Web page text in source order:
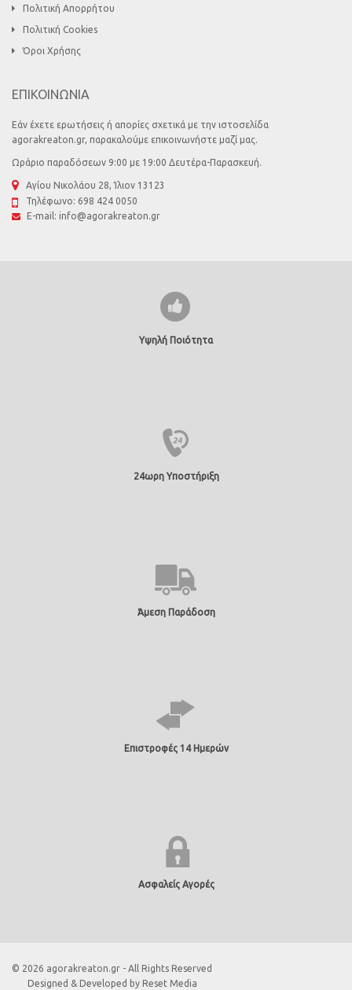
Πολιτική Απορρήτου
Πολιτική Cookies
Όροι Χρήσης
ΕΠΙΚΟΙΝΩΝΙΑ
Εάν έχετε ερωτήσεις ή απορίες σχετικά με την ιστοσελίδα
agorakreaton.gr, παρακαλούμε επικοινωνήστε μαζί μας.
Ωράριο παραδόσεων 9:00 με 19:00 Δευτέρα-Παρασκευή.
Αγίου Νικολάου 28, Ίλιον 13123
Τηλέφωνο: 698 424 0050
E-mail: info@agorakreaton.gr
Υψηλή Ποιότητα
24ωρη Υποστήριξη
Άμεση Παράδοση
Επιστροφές 14 Ημερών
Ασφαλείς Αγορές
© 2026 agorakreaton.gr - All Rights Reserved
Designed & Developed by Reset Media